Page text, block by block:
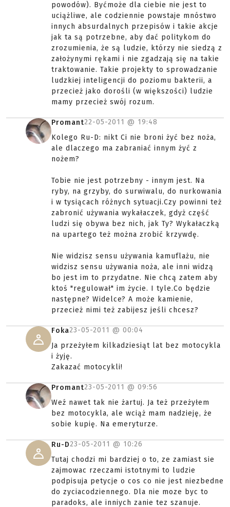
powodów). Byćmoże dla ciebie nie jest to
uciążliwe, ale codziennie powstaje mnóstwo
innych absurdalnych przepisów i takie akcje
jak ta są potrzebne, aby dać politykom do
zrozumienia, że są ludzie, którzy nie siedzą z
założynymi rękami i nie zgadzają się na takie
traktowanie. Takie projekty to sprowadzanie
ludzkiej inteligencji do poziomu bakterii, a
przecież jako dorośli (w większości) ludzie
mamy przecież swój rozum.
Promant22-05-2011 @ 19:48
Kolego Ru-D: nikt Ci nie broni żyć bez noża,
ale dlaczego ma zabraniać innym żyć z
nożem?
Tobie nie jest potrzebny - innym jest. Na
ryby, na grzyby, do surwiwalu, do nurkowania
i w tysiącach różnych sytuacji.Czy powinni też
zabronić używania wykałaczek, gdyż część
ludzi się obywa bez nich, jak Ty? Wykałaczką
na upartego też można zrobić krzywdę.
Nie widzisz sensu używania kamuflażu, nie
widzisz sensu używania noża, ale inni widzą
bo jest im to przydatne. Nie chcą zatem aby
ktoś "regulował" im życie. I tyle.Co będzie
następne? Widelce? A może kamienie,
przecież nimi też zabijesz jeśli chcesz?
Foka23-05-2011 @ 00:04
Ja przeżyłem kilkadziesiąt lat bez motocykla
i żyję.
Zakazać motocykli!
Promant23-05-2011 @ 09:56
Weź nawet tak nie żartuj. Ja też przeżyłem
bez motocykla, ale wciąż mam nadzieję, że
sobie kupię. Na emeryturze.
Ru-D23-05-2011 @ 10:26
Tutaj chodzi mi bardziej o to, ze zamiast sie
zajmowac rzeczami istotnymi to ludzie
podpisuja petycje o cos co nie jest niezbedne
do zyciacodziennego. Dla nie moze byc to
paradoks, ale inniych zanie tez szanuje.